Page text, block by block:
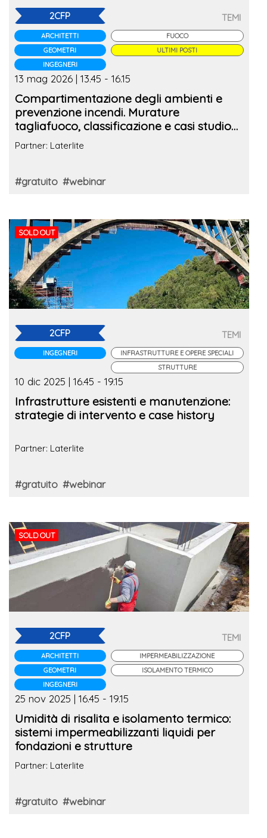
2CFP
ARCHITETTI
GEOMETRI
INGEGNERI
TEMI
FUOCO
ULTIMI POSTI
13 mag 2026 | 13.45 - 16.15
Compartimentazione degli ambienti e
prevenzione incendi. Murature
tagliafuoco, classificazione e casi studio
reali
Partner: Laterlite
#gratuito #webinar
SOLD OUT
2CFP
INGEGNERI
TEMI
INFRASTRUTTURE E OPERE SPECIALI
STRUTTURE
10 dic 2025 | 16.45 - 19.15
Infrastrutture esistenti e manutenzione:
strategie di intervento e case history
Partner: Laterlite
#gratuito #webinar
SOLD OUT
2CFP
ARCHITETTI
GEOMETRI
INGEGNERI
TEMI
IMPERMEABILIZZAZIONE
ISOLAMENTO TERMICO
25 nov 2025 | 16.45 - 19.15
Umidità di risalita e isolamento termico:
sistemi impermeabilizzanti liquidi per
fondazioni e strutture
Partner: Laterlite
#gratuito #webinar